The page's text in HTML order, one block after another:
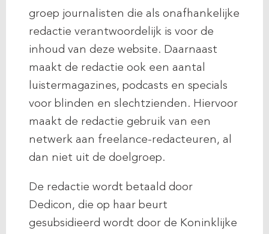
groep journalisten die als onafhankelijke
redactie verantwoordelijk is voor de
inhoud van deze website. Daarnaast
maakt de redactie ook een aantal
luistermagazines, podcasts en specials
voor blinden en slechtzienden. Hiervoor
maakt de redactie gebruik van een
netwerk aan freelance-redacteuren, al
dan niet uit de doelgroep.
De redactie wordt betaald door
Dedicon, die op haar beurt
gesubsidieerd wordt door de Koninklijke